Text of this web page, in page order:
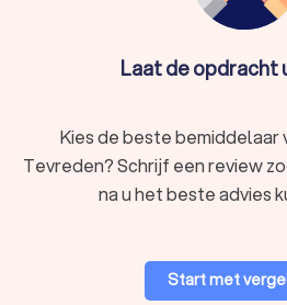
Laat de opdracht
Kies de beste bemiddelaar
Tevreden? Schrijf een review
na u het beste advies
Start met